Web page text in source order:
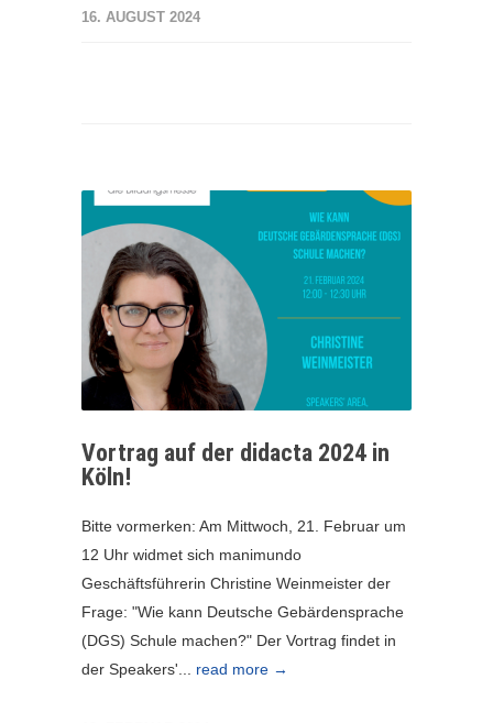
16. AUGUST 2024
Vortrag auf der didacta 2024 in
Köln!
Bitte vormerken: Am Mittwoch, 21. Februar um
12 Uhr widmet sich manimundo
Geschäftsführerin Christine Weinmeister der
Frage: "Wie kann Deutsche Gebärdensprache
(DGS) Schule machen?" Der Vortrag findet in
der Speakers'... read more →